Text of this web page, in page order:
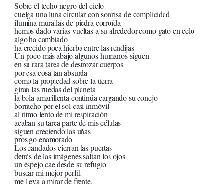
Sobre el techo negro del cielo
cuelga una luna circular con sonrisa de complicidad
ilumina murallas de piedra corroída
hemos dado varias vueltas a su alrededor como gato en celo
algo ha cambiado
ha crecido poca hierba entre las rendijas
Un poco más abajo algunos humanos siguen
en su rara tarea de destrozar cuerpos
por esa cosa tan absurda
como la propiedad sobre la tierra
giran las ruedas del planeta
la bola amarillenta continúa cargando su conejo
borracho por el sol casi inmóvil
al ritmo lento de mi respiración
acaban su tarea parte de mis células
siguen creciendo las uñas
prosigo enamorado
Los candados cierran las puertas
detrás de las imágenes saltan los ojos
un espejo cae desde su refugio
buscar mi mejor perfil
me lleva a mirar de frente.